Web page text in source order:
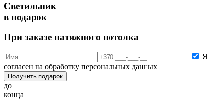
Светильник
в подарок
При заказе натяжного потолка
Я
согласен на обработку персональных данных
Получить подарок
до
конца